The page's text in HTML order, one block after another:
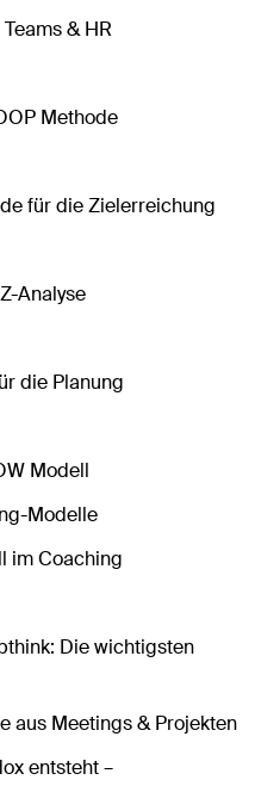
& HR
Methode
für die Zielerreichung
Analyse
die Planung
Modell
Modelle
im Coaching
Die wichtigsten
aus Meetings & Projekten
entsteht –